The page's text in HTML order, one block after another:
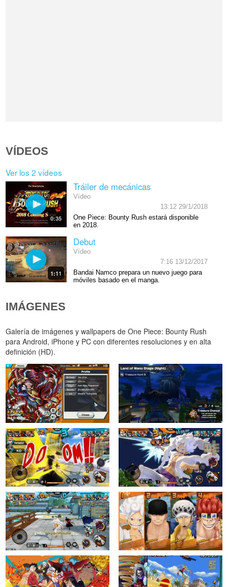
VÍDEOS
Ver los 2 vídeos
0:35
Tráiler de mecánicas
Vídeo
13:12 29/1/2018
One Piece: Bounty Rush estará disponible
en 2018.
1:11
Debut
Vídeo
7:16 13/12/2017
Bandai Namco prepara un nuevo juego para
móviles basado en el manga.
IMÁGENES
Galería de imágenes y wallpapers de One Piece: Bounty Rush
para Android, iPhone y PC con diferentes resoluciones y en alta
definición (HD).